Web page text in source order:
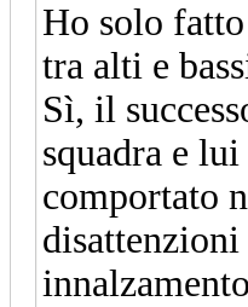
Ho solo
tra alti e
Sì, il
squadra e
comportato